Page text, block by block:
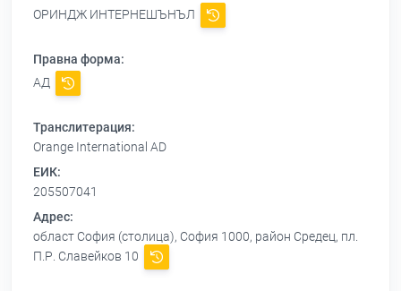
ОРИНДЖ ИНТЕРНЕШЪНЪЛ
Правна форма:
АД
Транслитерация:
Orange International AD
ЕИК:
205507041
Адрес:
област София (столица), София 1000, район Средец, пл.
П.Р. Славейков 10